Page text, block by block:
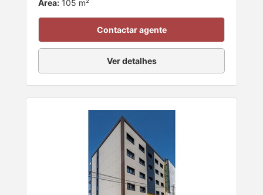
Área: 105 m²
Contactar agente
Ver detalhes